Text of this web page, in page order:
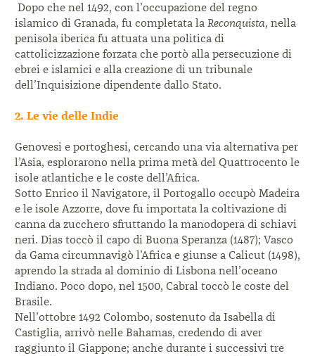
Dopo che nel 1492, con l’occupazione del regno
islamico di Granada, fu completata la Reconquista, nella
penisola iberica fu attuata una politica di
cattolicizzazione forzata che portò alla persecuzione di
ebrei e islamici e alla creazione di un tribunale
dell’Inquisizione dipendente dallo Stato.
2. Le vie delle Indie
Genovesi e portoghesi, cercando una via alternativa per
l’Asia, esplorarono nella prima metà del Quattrocento le
isole atlantiche e le coste dell’Africa.
Sotto Enrico il Navigatore, il Portogallo occupò Madeira
e le isole Azzorre, dove fu importata la coltivazione di
canna da zucchero sfruttando la manodopera di schiavi
neri. Dias toccò il capo di Buona Speranza (1487); Vasco
da Gama circumnavigò l’Africa e giunse a Calicut (1498),
aprendo la strada al dominio di Lisbona nell’oceano
Indiano. Poco dopo, nel 1500, Cabral toccò le coste del
Brasile.
Nell’ottobre 1492 Colombo, sostenuto da Isabella di
Castiglia, arrivò nelle Bahamas, credendo di aver
raggiunto il Giappone; anche durante i successivi tre